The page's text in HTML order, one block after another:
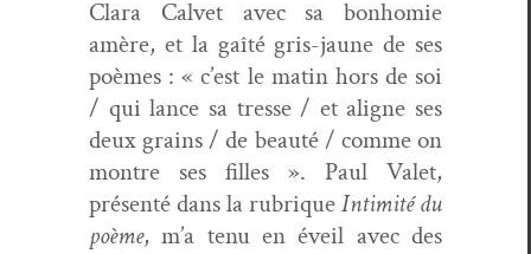
Clara Cal­vet avec sa bon­homie
amère, et la gaîté gris-jaune de ses
poèmes : « c’est le matin hors de soi
/ qui lance sa tresse / et aligne ses
deux grains / de beauté / comme on
mon­tre ses filles ». Paul Valet,
présen­té dans la rubriqueIntim­ité du
poème, m’a tenu en éveil avec des